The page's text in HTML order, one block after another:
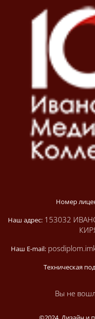
Номер
Наш адрес:153032
Наш E-mail:
Техническая
Вы не